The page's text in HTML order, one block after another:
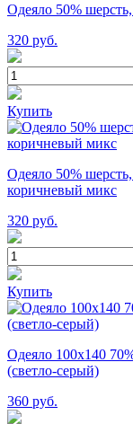
Одеяло 50%
320 руб.
Купить
Одеяло 50%
коричневый микс
320 руб.
Купить
Одеяло 100х140
(светло-серый)
360 руб.